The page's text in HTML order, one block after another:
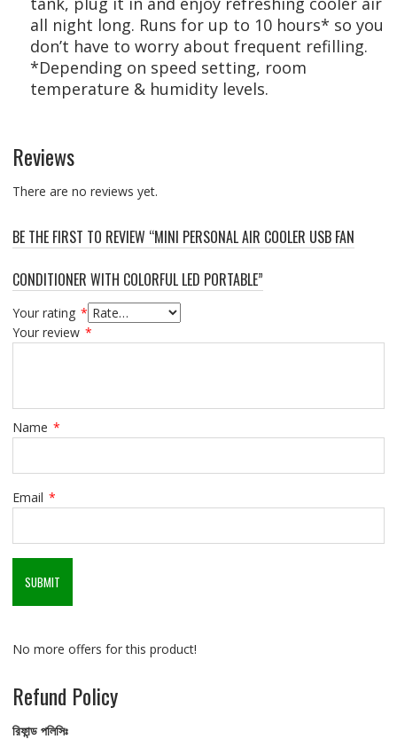
all night long. Runs for up to 10 hours* so you
don’t have to worry about frequent refilling.
*Depending on speed setting, room
temperature & humidity levels.
Reviews
There are no reviews yet.
BE THE FIRST TO REVIEW “MINI PERSONAL AIR COOLER USB FAN
CONDITIONER WITH COLORFUL LED PORTABLE”
Your rating *
Your review *
Name *
Email *
No more offers for this product!
Refund Policy
রিফান্ড পলিসিঃ